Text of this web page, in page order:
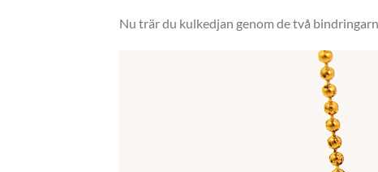
Nu trär du kulkedjan genom de två